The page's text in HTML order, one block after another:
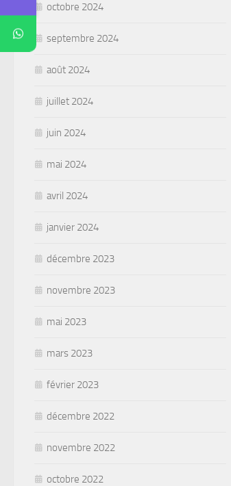
octobre 2024
septembre 2024
août 2024
juillet 2024
juin 2024
mai 2024
avril 2024
janvier 2024
décembre 2023
novembre 2023
mai 2023
mars 2023
février 2023
décembre 2022
novembre 2022
octobre 2022